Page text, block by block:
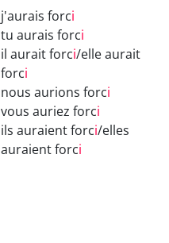
j'aurais forci
tu aurais forci
il aurait forci/elle aurait
forci
nous aurions forci
vous auriez forci
ils auraient forci/elles
auraient forci